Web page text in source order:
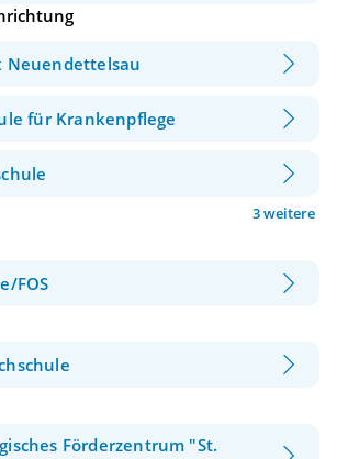
Neuendettelsau
für Krankenpflege
3 weitere
FOS
Förderzentrum "St.